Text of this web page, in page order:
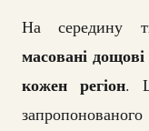
На середину
масовані
кожен регіон.